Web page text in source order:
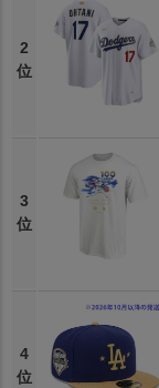
2
位
3
位
4
位